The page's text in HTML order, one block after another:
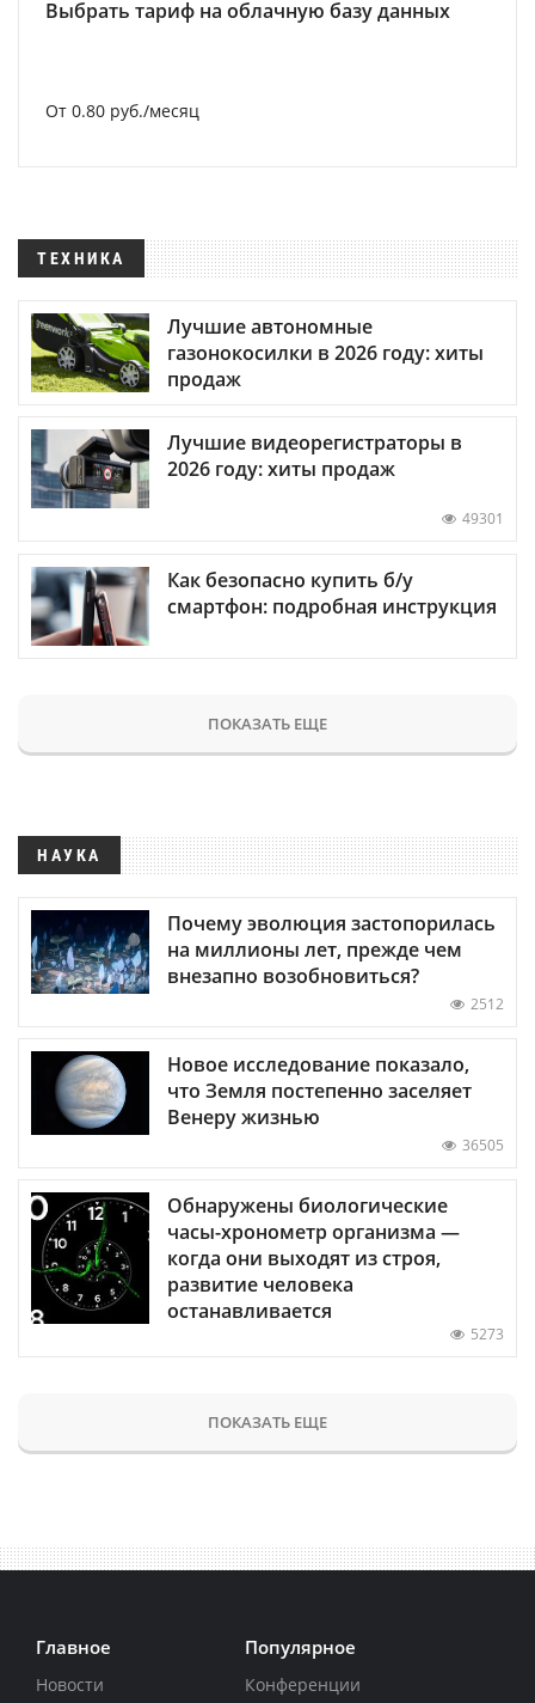
Выбрать тариф на облачную базу данных
От 0.80 руб./месяц
ТЕХНИКА
Лучшие автономные
газонокосилки в 2026 году: хиты
продаж
Лучшие видеорегистраторы в
2026 году: хиты продаж
49301
Как безопасно купить б/у
смартфон: подробная инструкция
ПОКАЗАТЬ ЕЩЕ
НАУКА
Почему эволюция застопорилась
на миллионы лет, прежде чем
внезапно возобновиться?
2512
Новое исследование показало,
что Земля постепенно заселяет
Венеру жизнью
36505
Обнаружены биологические
часы-хронометр организма —
когда они выходят из строя,
развитие человека
останавливается
5273
ПОКАЗАТЬ ЕЩЕ
Главное
Новости
Популярное
Конференции